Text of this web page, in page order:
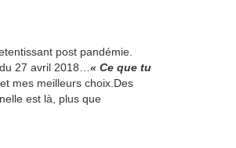
post pandémie.
27 avril 2018… « Ce que tu
mes meilleurs choix.Des
est là, plus que